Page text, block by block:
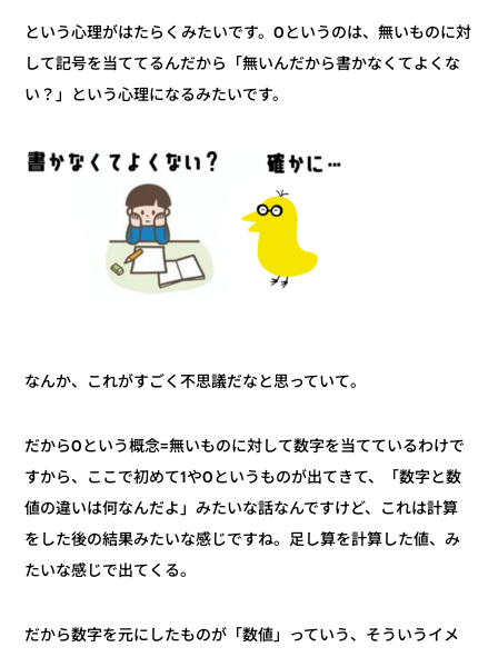
という心理がはたらくみたいです。0というのは、無いものに対
して記号を当ててるんだから「無いんだから書かなくてよくな
い？」という心理になるみたいです。
なんか、これがすごく不思議だなと思っていて。
だから0という概念=無いものに対して数字を当てているわけで
すから、ここで初めて1や0というものが出てきて、「数字と数
値の違いは何なんだよ」みたいな話なんですけど、これは計算
をした後の結果みたいな感じですね。足し算を計算した値、み
たいな感じで出てくる。
だから数字を元にしたものが「数値」っていう、そういうイメ